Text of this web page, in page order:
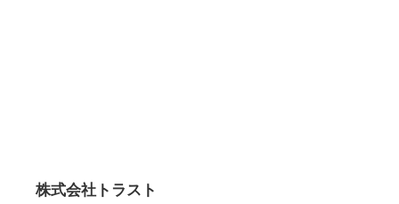
株式会社トラスト